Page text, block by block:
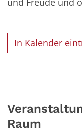
In Kalender
Raum